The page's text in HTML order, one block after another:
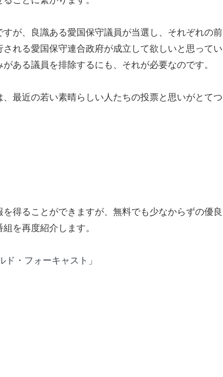
が、良識ある愛国保守議員が当選し、それぞれの前
れる愛国保守連合政府が成立して欲しいと思ってい
ある議員を排除するにも、それが必要なのです。
最近の若い素晴らしい人たちの投票と思いがとてつ
得ることができますが、無料でも少なからずの優良
を再度紹介します。
・フォーキャスト」